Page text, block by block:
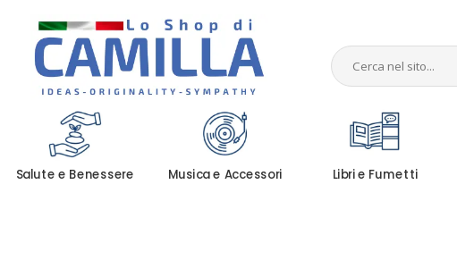
Salute e Benessere Musica e Accessori Libri e Fumetti